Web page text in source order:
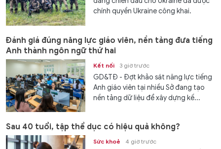
chính quyền Ukraine công khai.
Đánh giá đúng năng lực giáo viên, nền tảng đưa tiếng
Anh thành ngôn ngữ thứ hai
Kết nối 3 giờ trước
GD&TĐ - Đợt khảo sát năng lực tiếng
Anh giáo viên tại nhiều Sở đang tạo
nền tảng dữ liệu để xây dựng kế...
Sau 40 tuổi, tập thể dục có hiệu quả không?
Sức khoẻ 4 giờ trước